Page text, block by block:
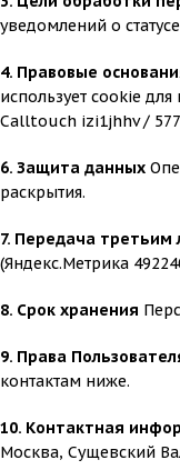
уведомлений о
4. Правовые
использует cookie
Calltouch izi1jhhv /
6. Защита данных
раскрытия.
7. Передача третьим
(Яндекс.Метрика
8. Срок хранения
9. Права
контактам ниже.
10. Контактная
Москва, Сущевский